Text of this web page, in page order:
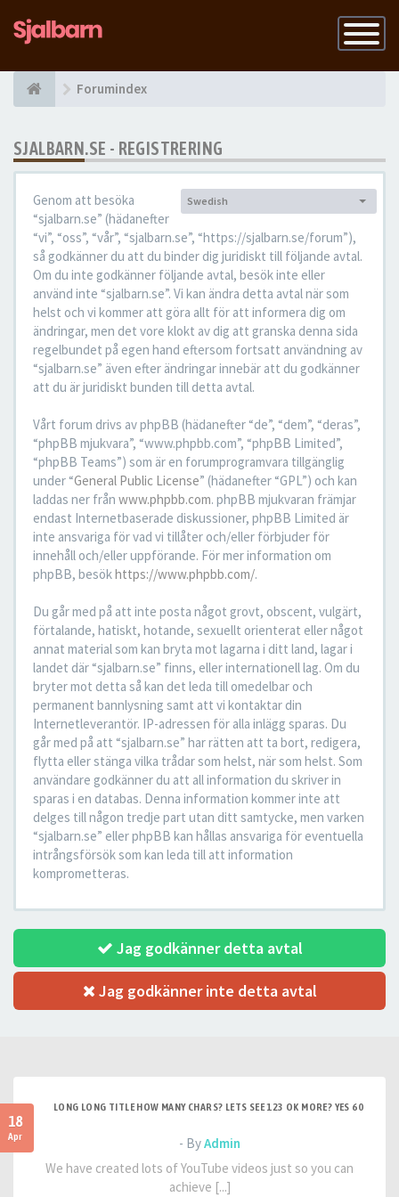
Slå
på
Forumindex
SJALBARN.SE - REGISTRERING
Språk:
Swedish
Genom att besöka
“sjalbarn.se” (hädanefter
“vi”, “oss”, “vår”, “sjalbarn.se”, “https://sjalbarn.se/forum”),
så godkänner du att du binder dig juridiskt till följande avtal.
Om du inte godkänner följande avtal, besök inte eller
använd inte “sjalbarn.se”. Vi kan ändra detta avtal när som
helst och vi kommer att göra allt för att informera dig om
ändringar, men det vore klokt av dig att granska denna sida
regelbundet på egen hand eftersom fortsatt användning av
“sjalbarn.se” även efter ändringar innebär att du godkänner
att du är juridiskt bunden till detta avtal.
Vårt forum drivs av phpBB (hädanefter “de”, “dem”, “deras”,
“phpBB mjukvara”, “www.phpbb.com”, “phpBB Limited”,
“phpBB Teams”) som är en forumprogramvara tillgänglig
under “General Public License” (hädanefter “GPL”) och kan
laddas ner från www.phpbb.com. phpBB mjukvaran främjar
endast Internetbaserade diskussioner, phpBB Limited är
inte ansvariga för vad vi tillåter och/eller förbjuder för
innehåll och/eller uppförande. För mer information om
phpBB, besökhttps://www.phpbb.com/.
Du går med på att inte posta något grovt, obscent, vulgärt,
förtalande, hatiskt, hotande, sexuellt orienterat eller något
annat material som kan bryta mot lagarna i ditt land, lagar i
landet där “sjalbarn.se” finns, eller internationell lag. Om du
bryter mot detta så kan det leda till omedelbar och
permanent bannlysning samt att vi kontaktar din
Internetleverantör. IP-adressen för alla inlägg sparas. Du
går med på att “sjalbarn.se” har rätten att ta bort, redigera,
flytta eller stänga vilka trådar som helst, när som helst. Som
användare godkänner du att all information du skriver in
sparas i en databas. Denna information kommer inte att
delges till någon tredje part utan ditt samtycke, men varken
“sjalbarn.se” eller phpBB kan hållas ansvariga för eventuella
intrångsförsök som kan leda till att information
komprometteras.
Jag godkänner detta avtal
Jag godkänner inte detta avtal
18
Apr
LONG LONG TITLE HOW MANY CHARS? LETS SEE 123 OK MORE? YES 60
- ByAdmin
We have created lots of YouTube videos just so you can
achieve [...]